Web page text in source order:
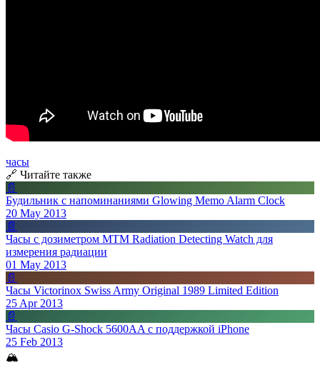
часы
🔗 Читайте также
📄
Будильник с напоминаниями Glowing Memo Alarm Clock
20 May 2013
📄
Часы с дозиметром MTM Radiation Detecting Watch для
измерения радиации
01 May 2013
📄
Часы Victorinox Swiss Army Original 1989 Limited Edition
25 Apr 2013
📄
Часы Casio G-Shock 5600AA с поддержкой iPhone
25 Feb 2013
🏔